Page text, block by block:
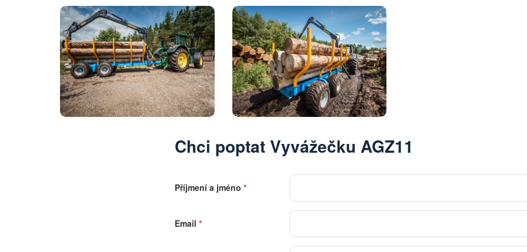
Chci poptat Vyvážečku AGZ11
Příjmení a jméno *
Email *